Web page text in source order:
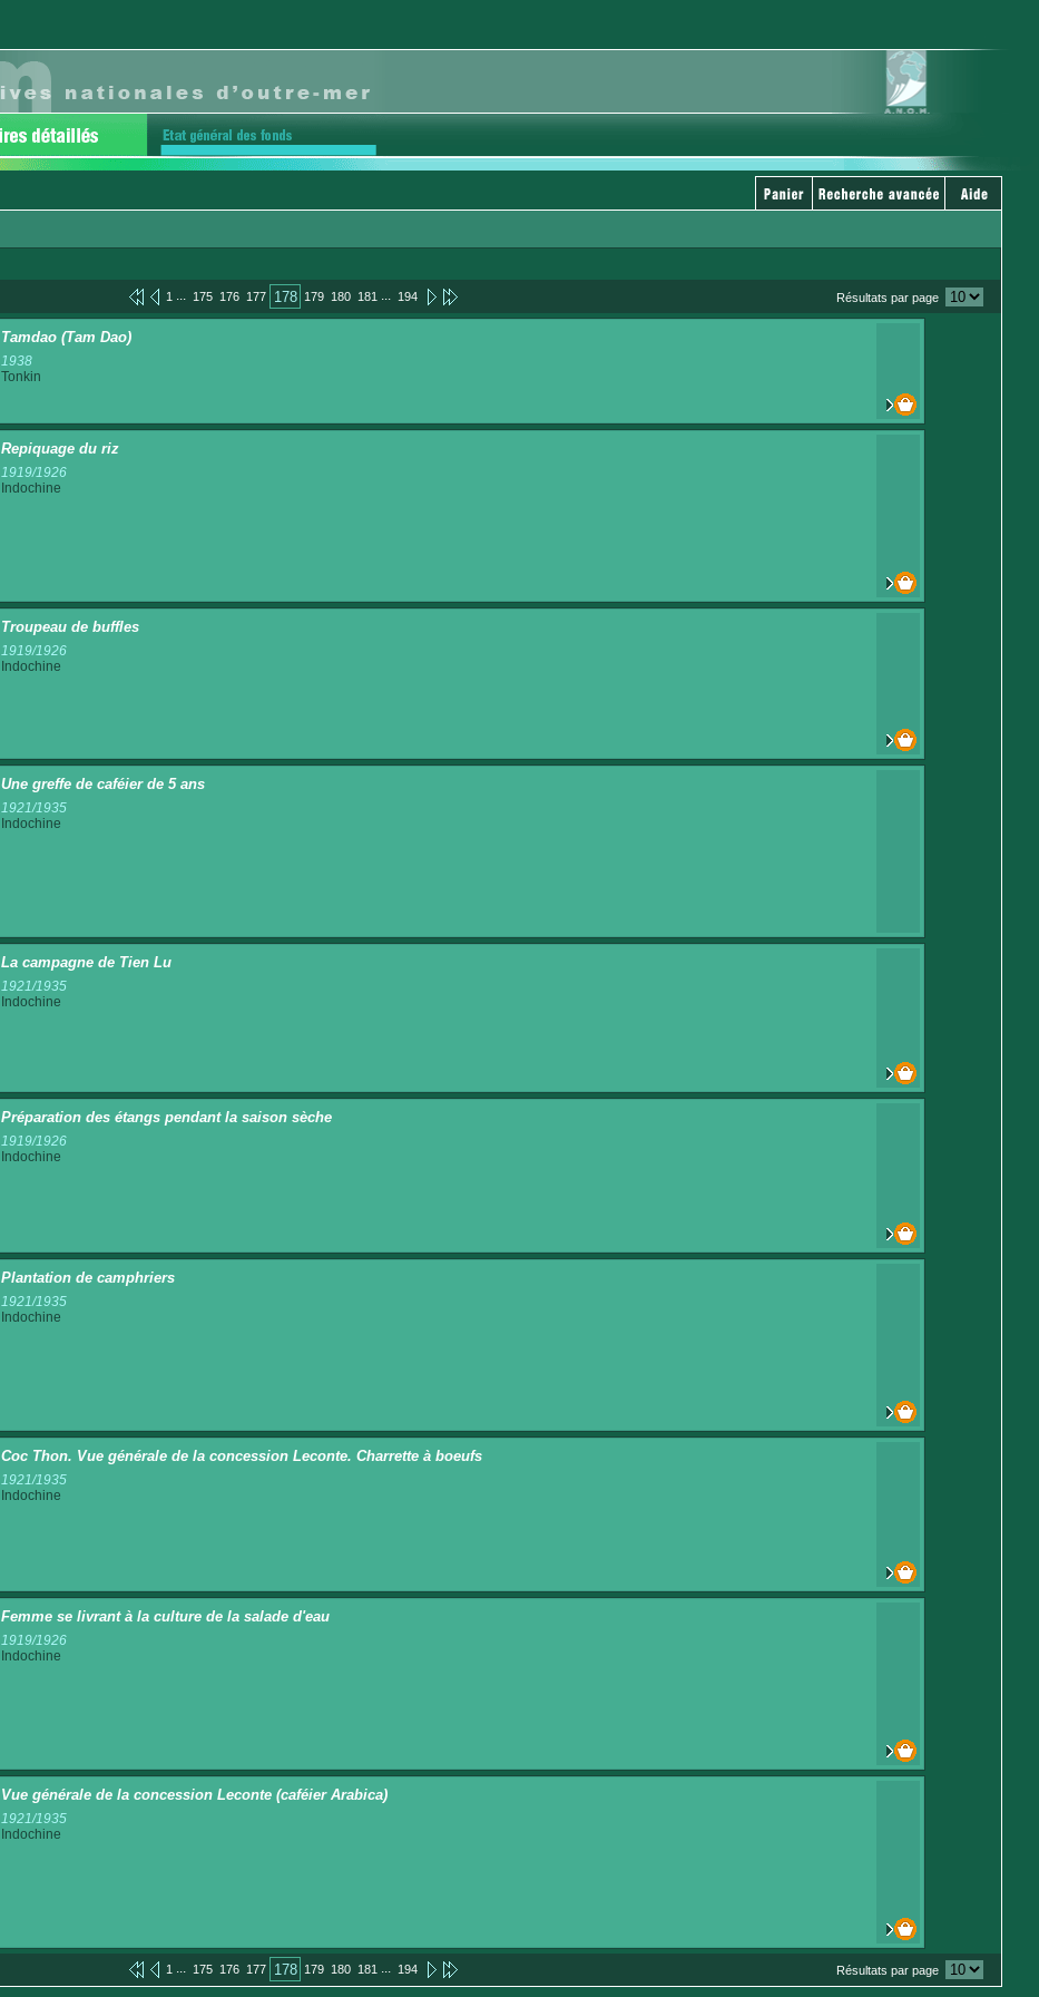
1 ... 175 176 177 178 179 180 181 ... 194 Résultats par page
Tamdao (Tam Dao)
1938
Tonkin
Repiquage du riz
1919/1926
Indochine
Troupeau de buffles
1919/1926
Indochine
Une greffe de caféier de 5 ans
1921/1935
Indochine
La campagne de Tien Lu
1921/1935
Indochine
Préparation des étangs pendant la saison sèche
1919/1926
Indochine
Plantation de camphriers
1921/1935
Indochine
Coc Thon. Vue générale de la concession Leconte. Charrette à boeufs
1921/1935
Indochine
Femme se livrant à la culture de la salade d'eau
1919/1926
Indochine
Vue générale de la concession Leconte (caféier Arabica)
1921/1935
Indochine
1 ... 175 176 177 178 179 180 181 ... 194 Résultats par page